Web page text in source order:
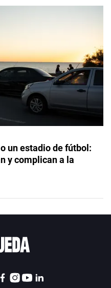
un estadio de fútbol:
y complican a la